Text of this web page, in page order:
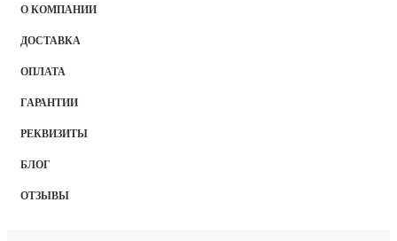
О КОМПАНИИ
ДОСТАВКА
ОПЛАТА
ГАРАНТИИ
РЕКВИЗИТЫ
БЛОГ
ОТЗЫВЫ